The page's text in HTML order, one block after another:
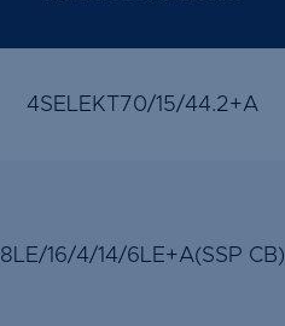
4SELEKT70/15/44.2+A
8LE/16/4/14/6LE+A(SSP CB)